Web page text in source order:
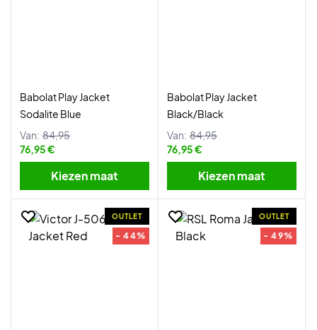
Babolat Play Jacket
Sodalite Blue
Van: 84,95
76,95 €
Kiezen maat
Babolat Play Jacket
Black/Black
Van: 84,95
76,95 €
Kiezen maat
OUTLET
- 44%
OUTLET
- 49%